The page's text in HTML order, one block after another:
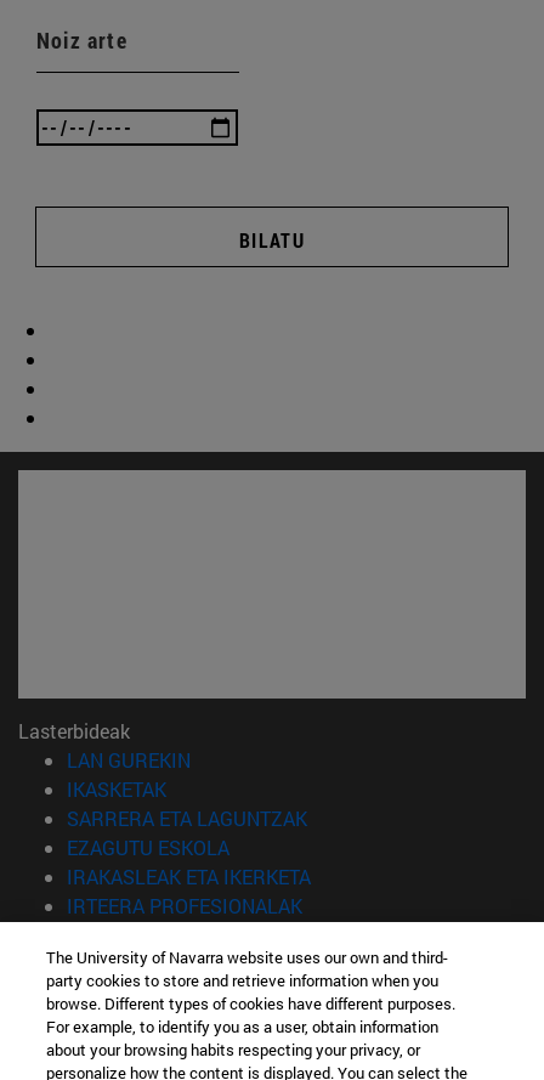
Noiz arte
BILATU
Lasterbideak
LAN GUREKIN
IKASKETAK(Beste leiho batean irekiko da)
SARRERA ETA LAGUNTZAK(Beste leiho batean irekiko
EZAGUTU ESKOLA(Beste leiho batean irekiko da)
IRAKASLEAK ETA IKERKETA(Beste leiho batean irekiko
IRTEERA PROFESIONALAK(Beste leiho batean irekiko
Informazioa
TELEFONOA +34 943 21 98 77
ZEIN TITULUA INTERESATZEN ZAIZU?
ZEIN MASTER INTERESATZEN ZAIZU?
The University of Navarra website uses our own and third-
party cookies to store and retrieve information when you
browse. Different types of cookies have different purposes.
For example, to identify you as a user, obtain information
about your browsing habits respecting your privacy, or
personalize how the content is displayed. You can select the